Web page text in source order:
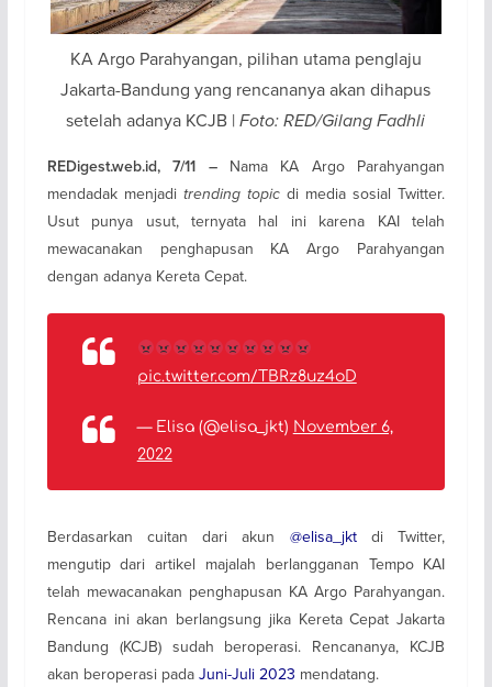
KA Argo Parahyangan, pilihan utama penglaju
Jakarta-Bandung yang rencananya akan dihapus
setelah adanya KCJB |Foto: RED/Gilang Fadhli
REDigest.web.id, 7/11 – Nama KA Argo Parahyangan
mendadak menjadi trending topicdi media sosial Twitter.
Usut punya usut, ternyata hal ini karena KAI telah
mewacanakan penghapusan KA Argo Parahyangan
dengan adanya Kereta Cepat.
pic.twitter.com/TBRz8uz4oD
— Elisa (@elisa_jkt) November 6,
2022
Berdasarkan cuitan dari akun @elisa_jktdi Twitter,
mengutip dari artikel majalah berlangganan Tempo KAI
telah mewacanakan penghapusan KA Argo Parahyangan.
Rencana ini akan berlangsung jika Kereta Cepat Jakarta
Bandung (KCJB) sudah beroperasi. Rencananya, KCJB
akan beroperasi pada Juni-Juli 2023 mendatang.